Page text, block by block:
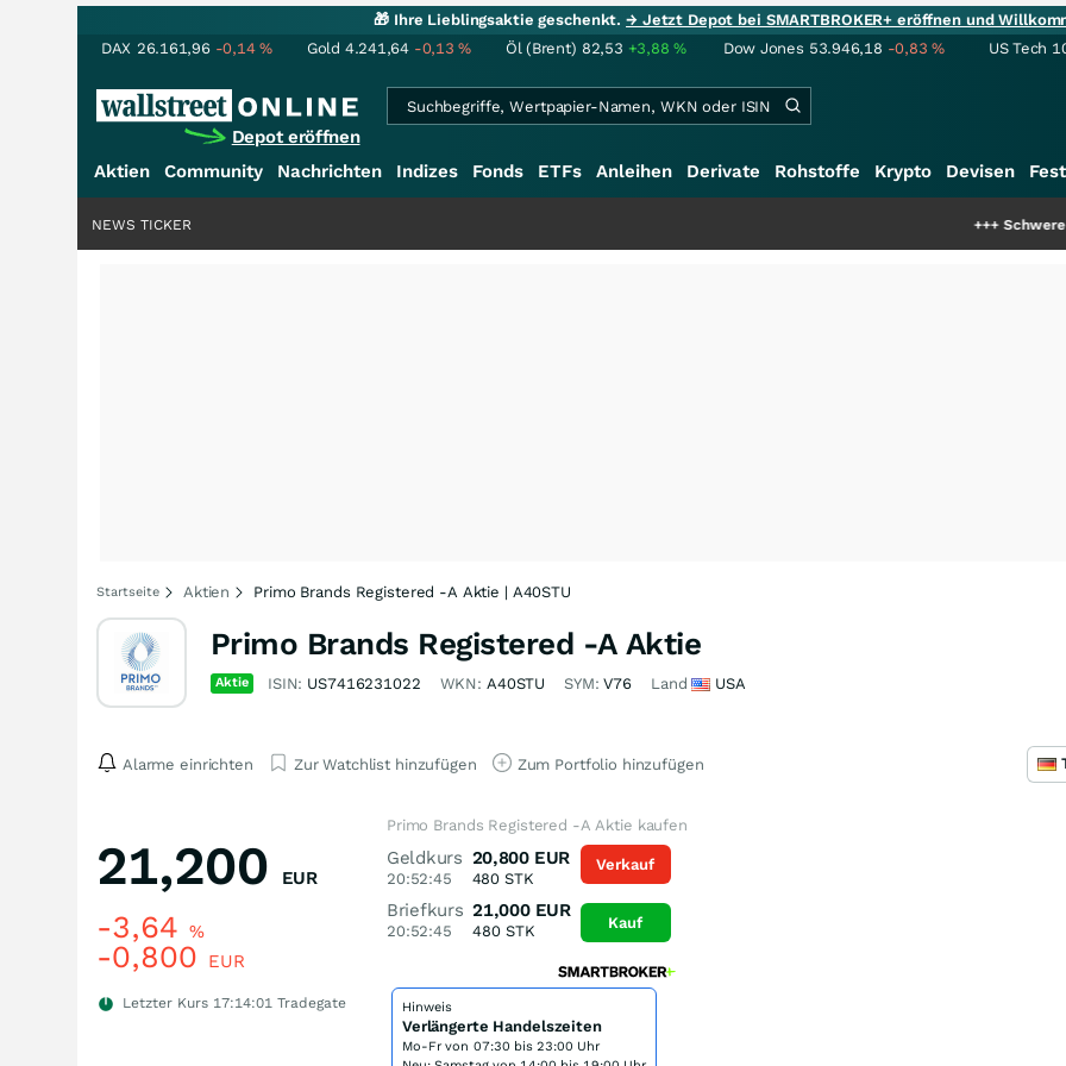
🎁 Ihre Lieblingsaktie geschenkt.→ Jetzt Depot bei SMARTBROKER+ eröffnen und
DAX 26.161,96 -0,14% Gold 4.241,64 -0,13% Öl (Brent) 82,53 +3,88% Dow Jones 53.946,18 -0,83% US Tech
Depot eröffnen
Aktien Community Nachrichten Indizes Fonds ETFs Anleihen Derivate Rohstoffe Krypto Devisen
Schwere Seltene
NEWS TICKER
Startseite Aktien Primo Brands Registered -A Aktie | A40STU
Primo Brands Registered -A Aktie
Aktie ISIN: US7416231022 WKN: A40STU SYM:V76 Land USA
Alarme einrichten Zur Watchlist hinzufügen Zum Portfolio hinzufügen
21,200 EUR
-3,64 %
-0,800 EUR
Letzter Kurs 17:14:01 Tradegate
Primo Brands Registered -A Aktie kaufen
Geldkurs
20:52:45
20,800 EUR
480 STK
Briefkurs
20:52:45
21,000 EUR
480STK
Verkauf
Kauf
Hinweis
Verlängerte Handelszeiten
Mo-Fr von 07:30 bis 23:00 Uhr